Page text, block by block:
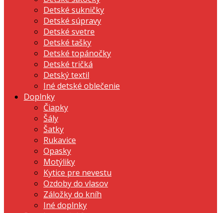
Detské sukničky
Detské súpravy
Detské svetre
Detské tašky
Detské topánočky
Detské tričká
Detský textil
Iné detské oblečenie
Doplnky
Čiapky
Šály
Šatky
Rukavice
Opasky
Motýliky
Kytice pre nevestu
Ozdoby do vlasov
Záložky do kníh
Iné doplnky